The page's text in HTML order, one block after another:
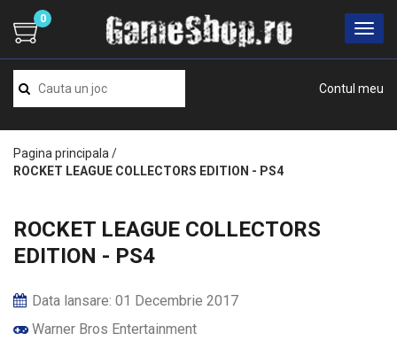
Contul meu
0
Pagina principala /
ROCKET LEAGUE COLLECTORS EDITION - PS4
ROCKET LEAGUE COLLECTORS
EDITION - PS4
Data lansare: 01 Decembrie 2017
Warner Bros Entertainment